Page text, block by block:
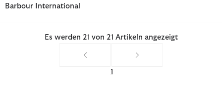
Barbour International
Es werden 21 von 21 Artikeln angezeigt
1